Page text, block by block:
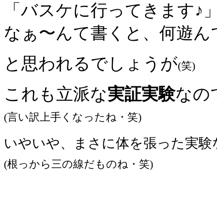
「バスケに行ってきます♪
なぁ〜んて書くと、何遊
と思われるでしょうが(笑)
これも立派な実証実験なの
(言い訳上手くなったね・笑)
いやいや、まさに体を張った実
(根っから三の線だものね・笑)